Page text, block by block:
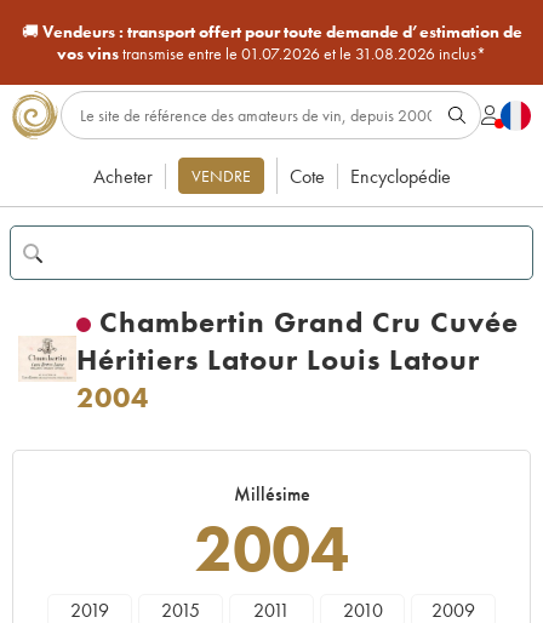
🚚Vendeurs : transport offert pour toute demande d’estimation de
vos vinstransmise entre le 01.07.2026 et le 31.08.2026 inclus*
Acheter VENDRE Cote Encyclopédie
Chambertin Grand Cru Cuvée
Héritiers Latour Louis Latour
2004
Millésime
2004
2019 2015 2011 2010
2009